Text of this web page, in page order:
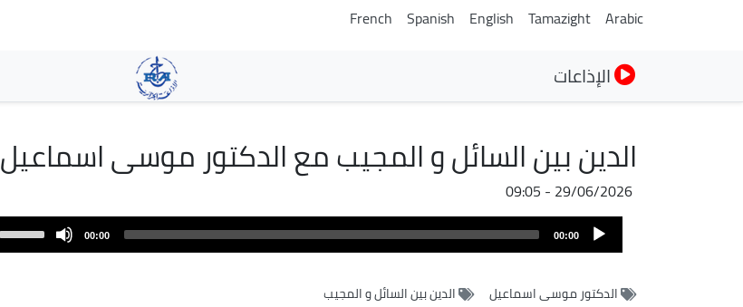
Arabic
Tamazight
English
Spanish
French
الإذاعات
الدين بين السائل و المجيب مع الدكتور موسى اسماعيل
29/06/2026 - 09:05
ملف
الصوت
Audio
Player
00:00
00:00
الدكتور موسى اسماعيل الدين بين السائل و المجيب